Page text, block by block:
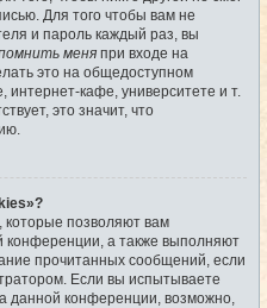
Для того чтобы вам не
и пароль каждый раз, вы
меня при входе на
это на общедоступном
кафе, университете и т.
это значит, что
которые позволяют вам
конференции, а также выполняют
прочитанных сообщений, если
Если вы испытываете
данной конференции, возможно,